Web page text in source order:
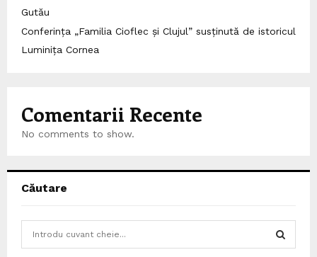
Gutău
Conferința „Familia Cioflec și Clujul” susținută de istoricul
Luminița Cornea
Comentarii Recente
No comments to show.
Căutare